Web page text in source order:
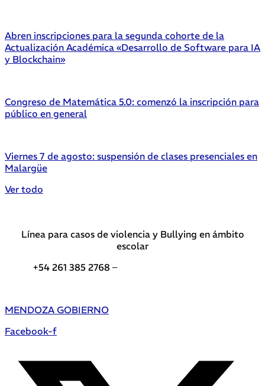
Abren inscripciones para la segunda cohorte de la
Actualización Académica «Desarrollo de Software para IA
y Blockchain»
Congreso de Matemática 5.0: comenzó la inscripción para
público en general
Viernes 7 de agosto: suspensión de clases presenciales en
Malargüe
Ver todo
Línea para casos de violencia y Bullying en ámbito
escolar
+54 261 385 2768 –
MENDOZA GOBIERNO
Facebook-f